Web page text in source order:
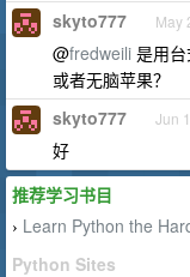
skyto777 May
@fredweili 是用台
或者无脑苹果？
skyto777 Jun
好
推荐学习书目
› Learn Python the
Python Sites